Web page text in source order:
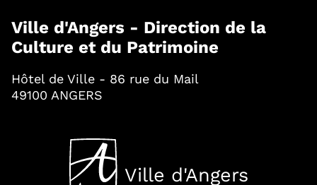
Ville d'Angers - Direction de la
Culture et du Patrimoine
Hôtel de Ville - 86 rue du Mail
49100 ANGERS
Ville d'Angers